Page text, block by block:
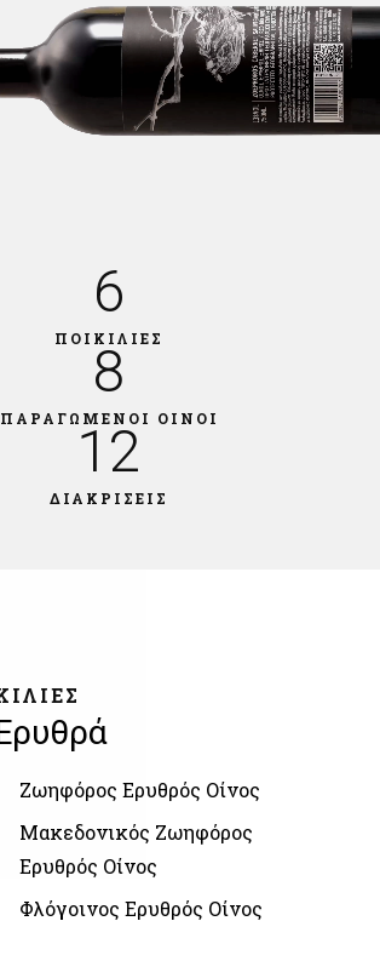
Ζωηφόρος Ερυθρός Οίνος
Μακεδονικός Ζωηφόρος
Ερυθρός Οίνος
Φλόγοινος Ερυθρός Οίνος
6
ΠΟΙΚΙΛΙΕΣ
8
ΠΑΡΑΓΩΜΕΝΟΙ ΟΙΝΟΙ
12
ΔΙΑΚΡΙΣΕΙΣ